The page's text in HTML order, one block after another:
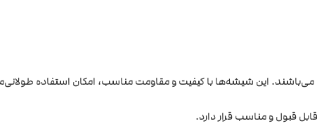
می‌باشند. این شیشه‌ها با کیفیت و مقاومت مناسب، امکان استفاده
قبول و مناسب قرار دارد.